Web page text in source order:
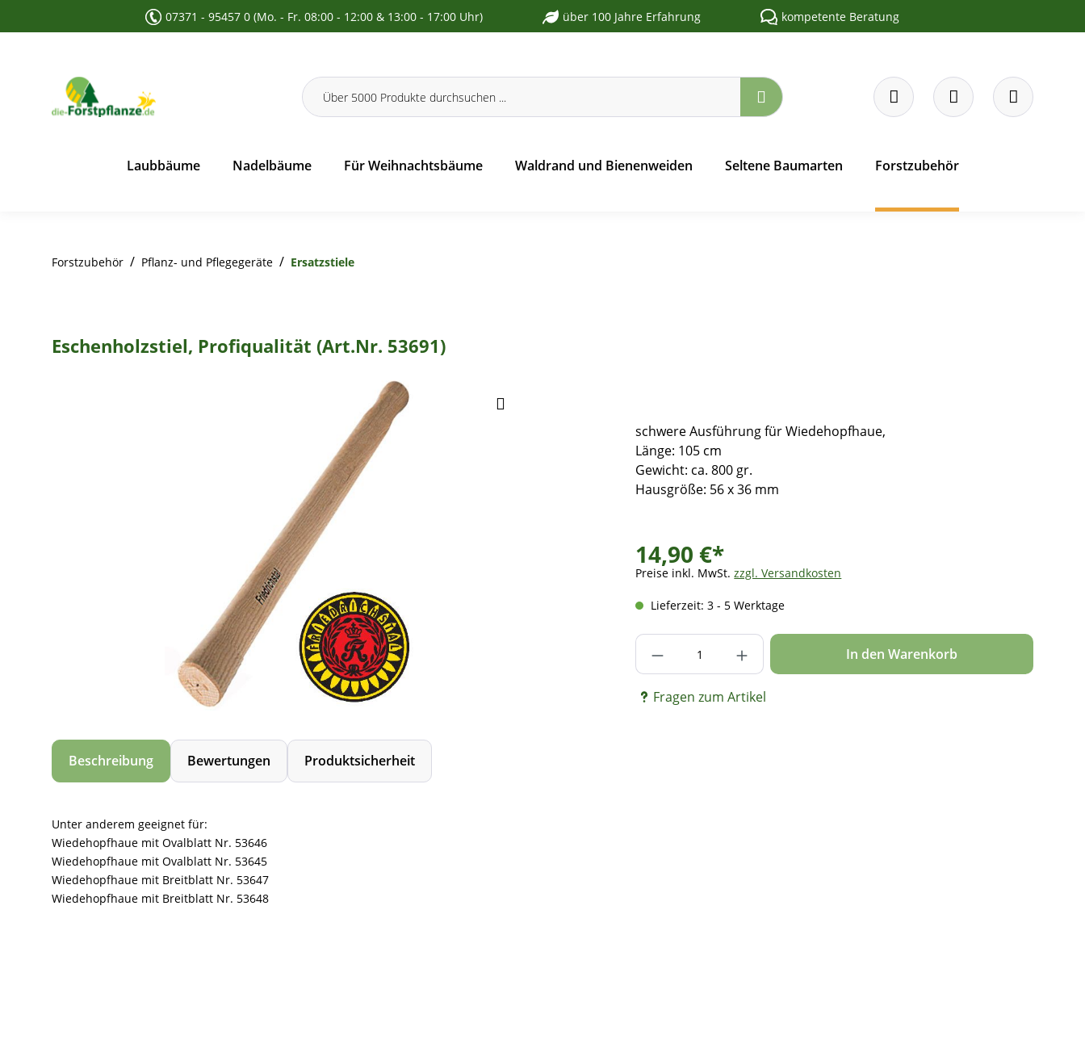
Zur Hauptnavigation springen
07371 - 95457 0 (Mo. - Fr. 08:00 - 12:00 & 13:00 - 17:00 Uhr) über 100 Jahre Erfahrung kompetente Beratung
Laubbäume Nadelbäume Für Weihnachtsbäume Waldrand und Bienenweiden Seltene Baumarten Forstzubehör
Forstzubehör / Pflanz- und Pflegegeräte / Ersatzstiele
Eschenholzstiel, Profiqualität (Art.Nr. 53691)
schwere Ausführung für Wiedehopfhaue,
Länge: 105 cm
Gewicht: ca. 800 gr.
Hausgröße: 56 x 36 mm
14,90 €*
Preise inkl. MwSt.zzgl. Versandkosten
Lieferzeit: 3 - 5 Werktage
Produkt Anzahl: Gib den gewünschten Wert ein
In den Warenkorb
Fragen zum Artikel
Beschreibung Bewertungen Produktsicherheit
Unter anderem geeignet für:
Wiedehopfhaue mit Ovalblatt Nr. 53646
Wiedehopfhaue mit Ovalblatt Nr. 53645
Wiedehopfhaue mit Breitblatt Nr. 53647
Wiedehopfhaue mit Breitblatt Nr. 53648